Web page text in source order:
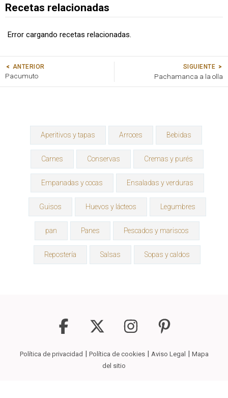
Recetas relacionadas
Error cargando recetas relacionadas.
ANTERIOR
Pacumuto
SIGUIENTE
Pachamanca a la olla
Aperitivos y tapas Arroces Bebidas
Carnes Conservas Cremas y purés
Empanadas y cocas Ensaladas y verduras
Guisos Huevos y lácteos Legumbres
pan Panes Pescados y mariscos
Repostería Salsas Sopas y caldos
Política de privacidad | Política de cookies| Aviso Legal | Mapa
del sitio